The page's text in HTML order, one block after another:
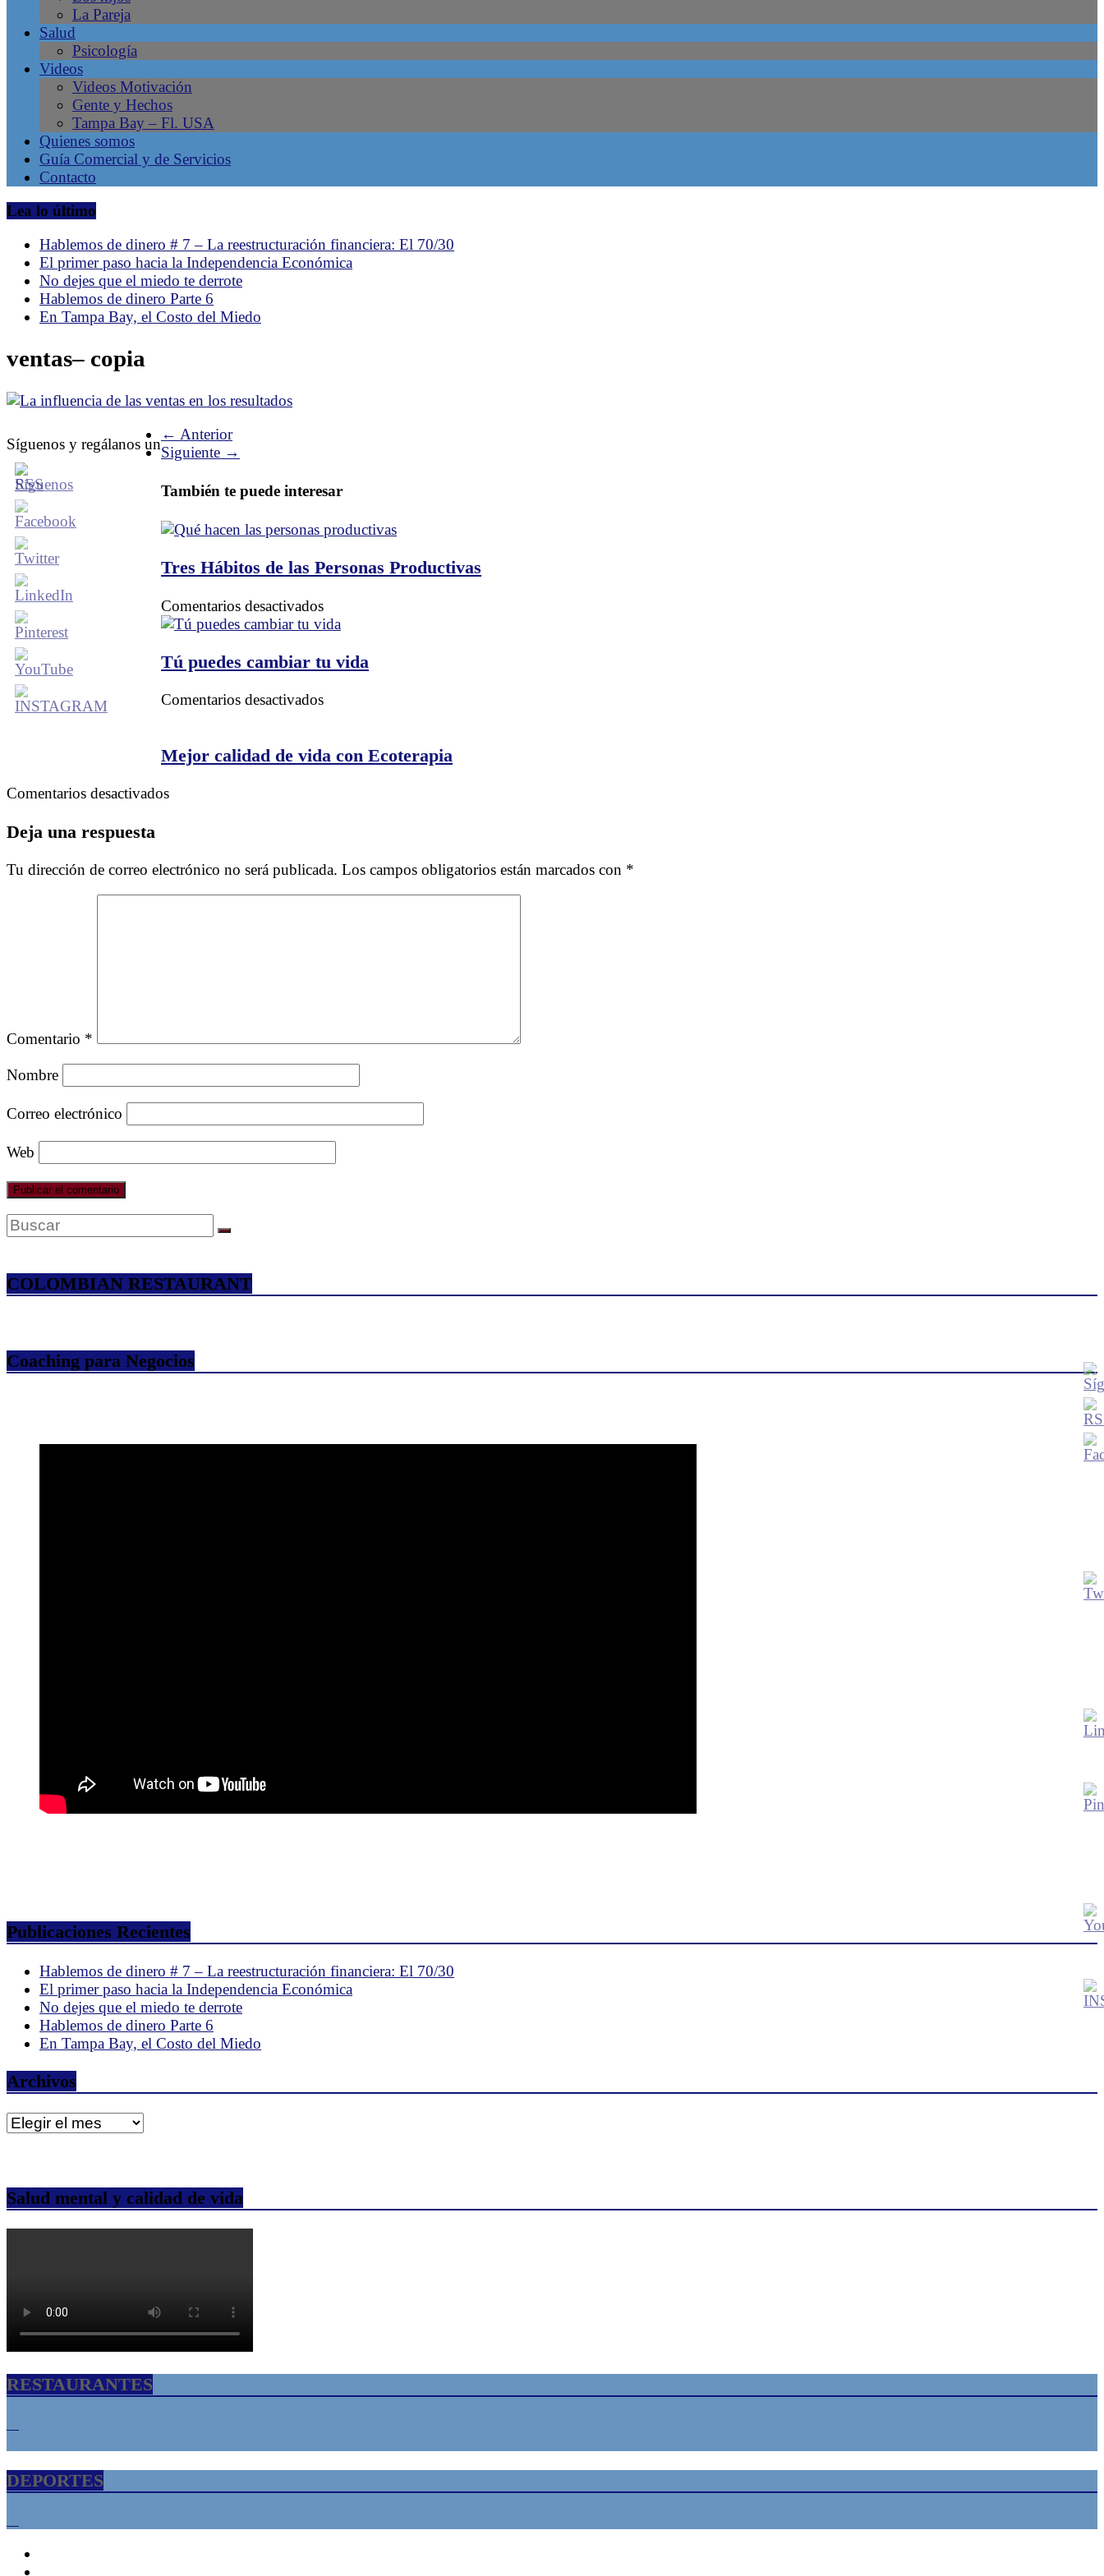
Tampa
Negocios
Latinos,
Revista
la
comunidad
hispana
Tampa,
Florida.
Emprendimiento
Latino.
La Pareja
Salud
Psicología
Videos
Videos Motivación
Gente y Hechos
Tampa Bay – Fl. USA
Quienes somos
Guía Comercial y de Servicios
Contacto
Lea lo último
Hablemos de dinero # 7 – La reestructuración financiera: El 70/30
El primer paso hacia la Independencia Económica
No dejes que el miedo te derrote
Hablemos de dinero Parte 6
En Tampa Bay, el Costo del Miedo
ventas– copia
Síguenos y regálanos un
← Anterior
Siguiente →
También te puede interesar
Tres Hábitos de las Personas Productivas
Comentarios desactivadosen
Tres
de
las
Tú puedes cambiar tu vida
Comentarios desactivadosen
cambiar
Mejor calidad de vida con Ecoterapia
Comentarios desactivadosen
vida
Ecoterapia
Deja una respuesta
Tu dirección de correo electrónico no será publicada. Los campos obligatorios están marcados con *
Comentario *
Nombre
Correo electrónico
Web
COLOMBIAN RESTAURANT
Coaching para Negocios
Publicaciones Recientes
Hablemos de dinero # 7 – La reestructuración financiera: El 70/30
El primer paso hacia la Independencia Económica
No dejes que el miedo te derrote
Hablemos de dinero Parte 6
En Tampa Bay, el Costo del Miedo
Archivos
Archivos
Salud mental y calidad de vida
RESTAURANTES
DEPORTES